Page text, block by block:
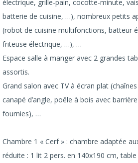
électrique, grille-pain, cocotte-minute,
batterie de cuisine, …), nombreux petits
(robot de cuisine multifonctions, batteur
friteuse électrique, …), …
Espace salle à manger avec 2 grandes
assortis.
Grand salon avec TV à écran plat
canapé d’angle, poêle à bois avec
fournies), …
Chambre 1 « Cerf » : chambre adaptée
réduite : 1 lit 2 pers. en 140x190 cm,